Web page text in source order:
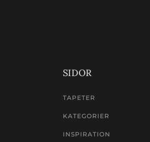
SIDOR
TAPETER
KATEGORIER
INSPIRATION